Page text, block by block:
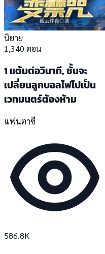
นิยาย
1,340 ตอน
1 แต้มต่อวินาที, ชั้นจะ
เปลี่ยนลูกบอลไฟไปเป็น
เวทมนตร์ต้องห้าม
แฟนตาซี
586.8K